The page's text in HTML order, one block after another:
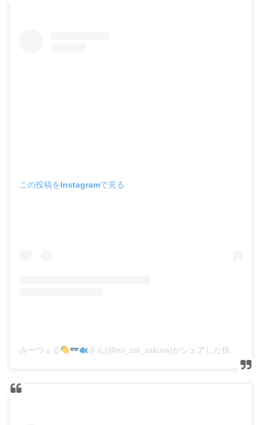
この投稿をInstagramで見る
みーつぇる さん(@mi_zel_sakura)がシェアした投稿